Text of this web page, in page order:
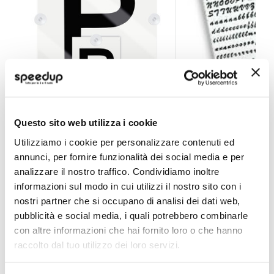
Questo sito web utilizza i cookie
Utilizziamo i cookie per personalizzare contenuti ed
annunci, per fornire funzionalità dei social media e per
analizzare il nostro traffico. Condividiamo inoltre
informazioni sul modo in cui utilizzi il nostro sito con i
nostri partner che si occupano di analisi dei dati web,
pubblicità e social media, i quali potrebbero combinarle
con altre informazioni che hai fornito loro o che hanno
raccolto dal tuo utilizzo dei loro servizi.
Prezzo
4,95 € -17%
nero
A partire da
6,90 €